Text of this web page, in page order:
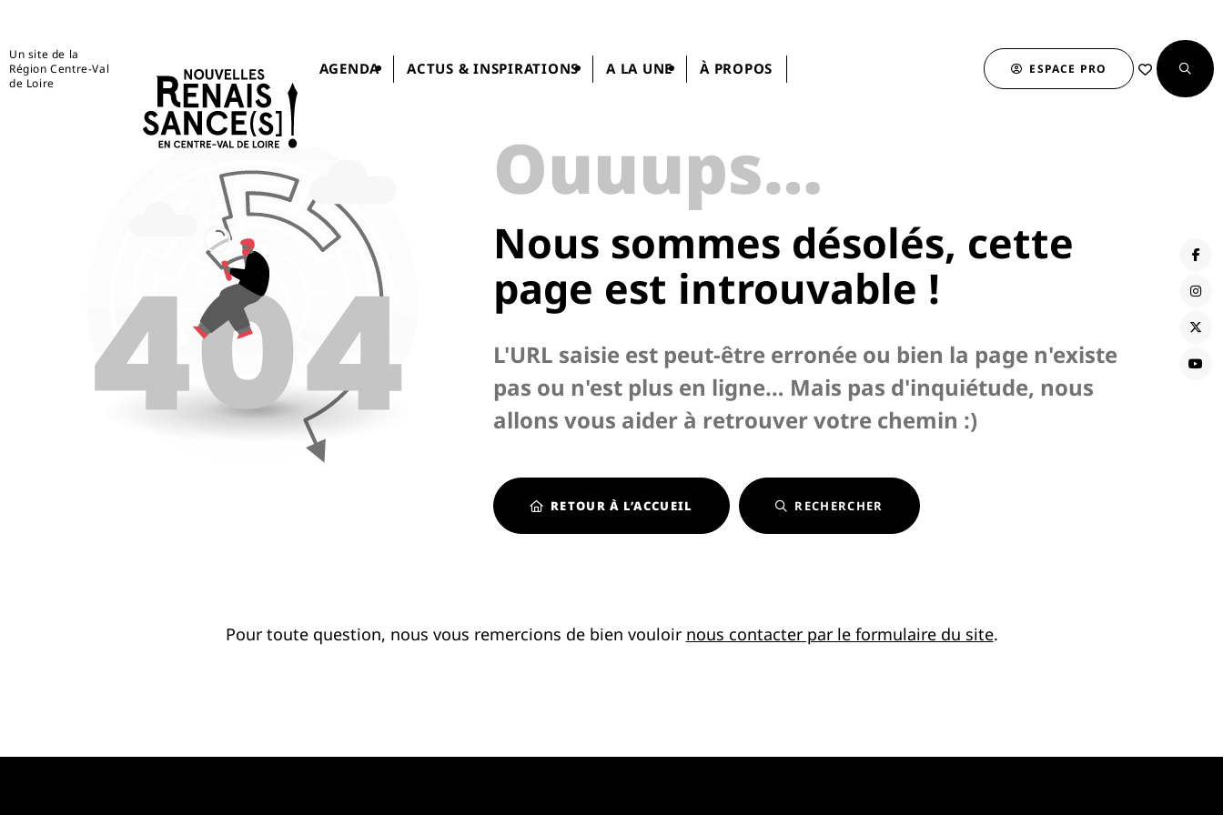
Un site de la
Région Centre-Val
de Loire
AGENDA ACTUS & INSPIRATIONS A LA UNE À PROPOS ESPACE PRO
Ouuups…
Nous sommes désolés, cette
page est introuvable !
L'URL saisie est peut-être erronée ou bien la page n'existe
pas ou n'est plus en ligne… Mais pas d'inquiétude, nous
allons vous aider à retrouver votre chemin :)
RETOUR À L’ACCUEIL RECHERCHER
Pour toute question, nous vous remercions de bien vouloir nous contacter par le formulaire du site.